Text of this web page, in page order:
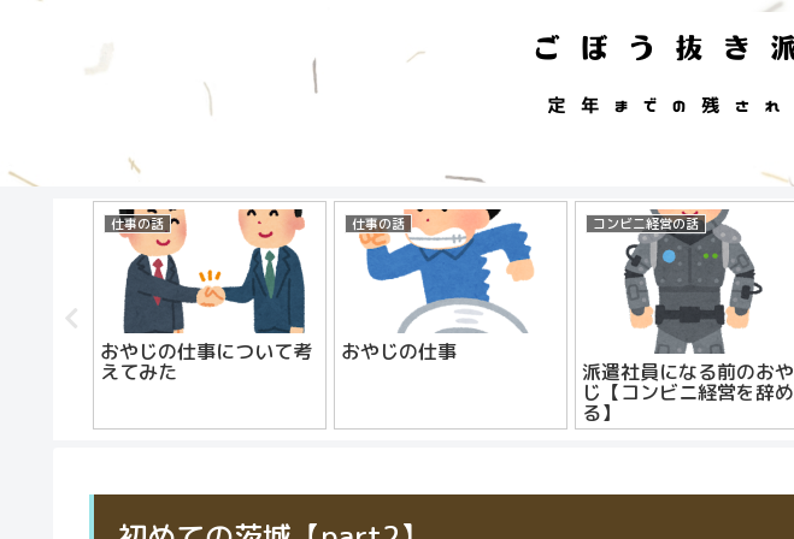
仕事の話
おやじの仕事について考
えてみた
仕事の話
おやじの仕事
コンビニ経営の話
派遣社員になる前のおや
じ【コンビニ経営を辞め
る】